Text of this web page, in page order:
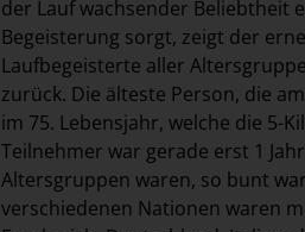
der Lauf wachsender Beliebtheit
Begeisterung sorgt, zeigt der
Laufbegeisterte aller
zurück. Die älteste Person, die
im 75. Lebensjahr, welche die 5-
Teilnehmer war gerade erst 1
Altersgruppen waren, so bunt
verschiedenen Nationen waren